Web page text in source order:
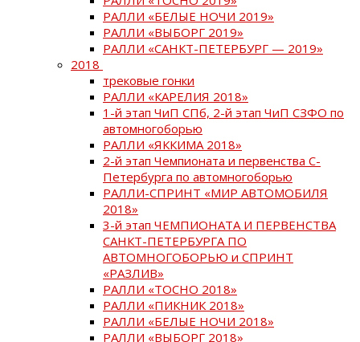
РАЛЛИ «БЕЛЫЕ НОЧИ 2019»
РАЛЛИ «ВЫБОРГ 2019»
РАЛЛИ «САНКТ-ПЕТЕРБУРГ — 2019»
2018
трековые гонки
РАЛЛИ «КАРЕЛИЯ 2018»
1-й этап ЧиП СПб, 2-й этап ЧиП СЗФО по
автомногоборью
РАЛЛИ «ЯККИМА 2018»
2-й этап Чемпионата и первенства С-
Петербурга по автомногоборью
РАЛЛИ-СПРИНТ «МИР АВТОМОБИЛЯ
2018»
3-й этап ЧЕМПИОНАТА И ПЕРВЕНСТВА
САНКТ-ПЕТЕРБУРГА ПО
АВТОМНОГОБОРЬЮ и СПРИНТ
«РАЗЛИВ»
РАЛЛИ «ТОСНО 2018»
РАЛЛИ «ПИКНИК 2018»
РАЛЛИ «БЕЛЫЕ НОЧИ 2018»
РАЛЛИ «ВЫБОРГ 2018»